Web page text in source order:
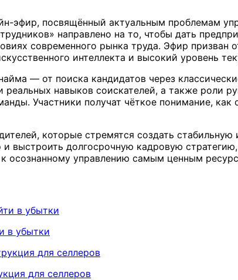
эфир, посвящённый актуальным проблемам
направлено на то, чтобы дать
современного рынка труда. Эфир призван
интеллекта и высокий уровень
— от поиска кандидатов через
навыков соискателей, а также роли
Участники получат чёткое понимание, как
которые стремятся создать
и выстроить долгосрочную кадровую
управлению самым ценным
в убытки
для селлеров